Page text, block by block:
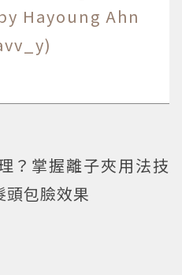
Hayoung Ahn
？掌握離子夾用法技
頭包臉效果